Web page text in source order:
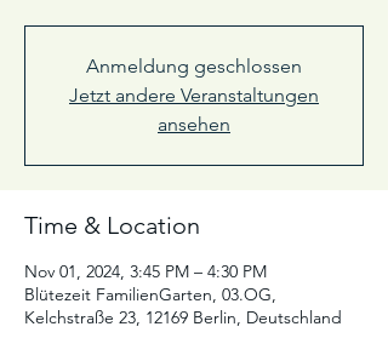
Anmeldung geschlossen
Jetzt andere Veranstaltungen
ansehen
Time & Location
Nov 01, 2024, 3:45 PM – 4:30 PM
Blütezeit FamilienGarten, 03.OG,
Kelchstraße 23, 12169 Berlin, Deutschland